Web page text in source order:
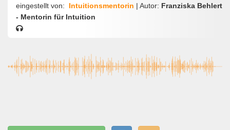
eingestellt von: Intuitionsmentorin | Autor: Franziska Behlert
- Mentorin für Intuition